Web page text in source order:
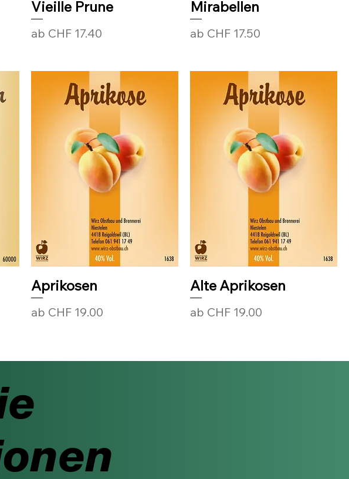
Vieille Prune
ab CHF 17.40
Sale-Preis
Mirabellen
ab CHF 17.50
Sale-Preis
Aprikosen
ab CHF 19.00
Sale-Preis
Alte Aprikosen
ab CHF 19.00
Sale-Preis